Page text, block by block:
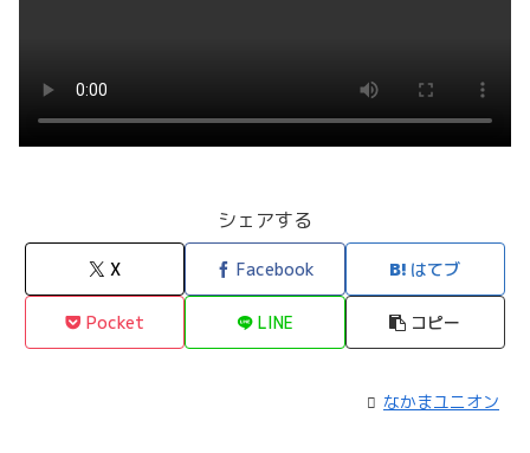
シェアする
X Facebook はてブ
Pocket LINE コピー
なかまユニオン